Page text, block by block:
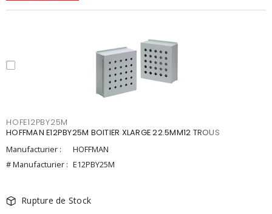
HOFE12PBY25M
HOFFMAN E12PBY25M BOITIER XLARGE 22.5MM12 TROUS
Manufacturier :
HOFFMAN
# Manufacturier : E12PBY25M
Rupture de Stock